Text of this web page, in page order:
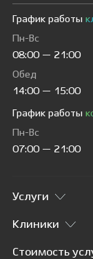
График работы
Пн-Вс
08:00 — 21:00
Обед
14:00 — 15:00
График работы
Пн-Вс
07:00 — 21:00
Услуги
Клиники
Стоимость